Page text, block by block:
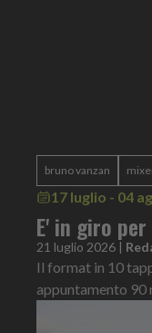
bruno vanzan
17 luglio - 04
E' in giro
21 luglio 2026 |
Il format in 10
appuntamento